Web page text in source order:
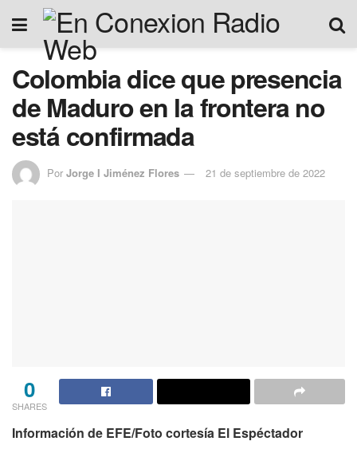
Colombia dice que presencia
de Maduro en la frontera no
está confirmada
Por Jorge I Jiménez Flores 21 de septiembre de 2022
0
SHARES
Información de EFE/Foto cortesía El Espéctador